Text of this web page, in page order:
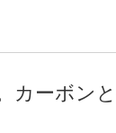
カーボン